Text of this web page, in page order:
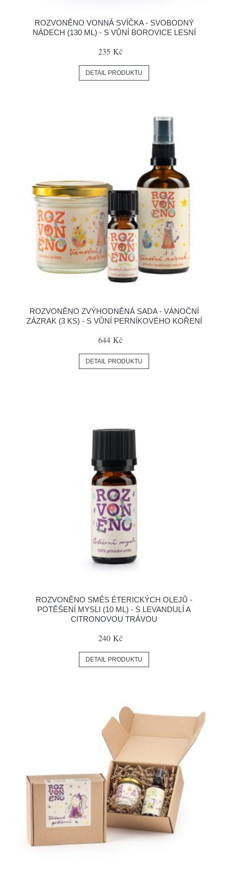
ROZVONĚNO VONNÁ SVÍČKA - SVOBODNÝ
NÁDECH (130 ML) - S VŮNÍ BOROVICE LESNÍ
235 Kč
DETAIL PRODUKTU
ROZVONĚNO ZVÝHODNĚNÁ SADA - VÁNOČNÍ
ZÁZRAK (3 KS) - S VŮNÍ PERNÍKOVÉHO KOŘENÍ
644 Kč
DETAIL PRODUKTU
ROZVONĚNO SMĚS ÉTERICKÝCH OLEJŮ -
POTĚŠENÍ MYSLI (10 ML) - S LEVANDULÍ A
CITRONOVOU TRÁVOU
240 Kč
DETAIL PRODUKTU